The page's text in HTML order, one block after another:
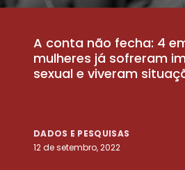
A conta não fecha: 4
mulheres já sofreram
sexual e viveram
DADOS E PESQUISAS
12 de setembro, 2022